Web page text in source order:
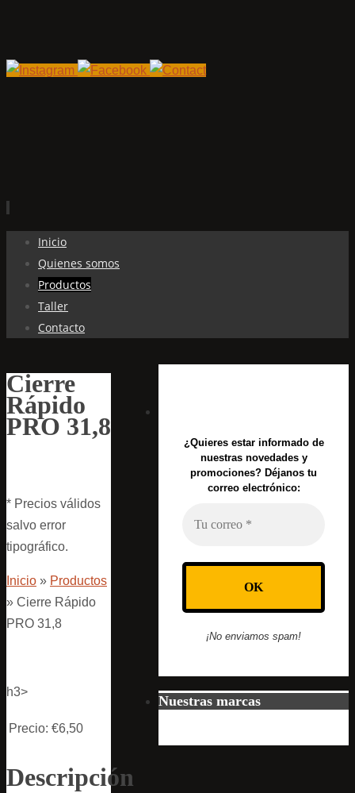
contenido
Inicio
Quienes somos
Productos
Taller
Contacto
Cierre
Rápido
PRO 31,8
* Precios válidos
salvo error
tipográfico.
Inicio » Productos
» Cierre Rápido
PRO 31,8
h3>
Precio: €6,50
Descripción
¿Quieres estar informado de
nuestras novedades y
promociones? Déjanos tu
correo electrónico:
¡No enviamos spam!
Nuestras marcas